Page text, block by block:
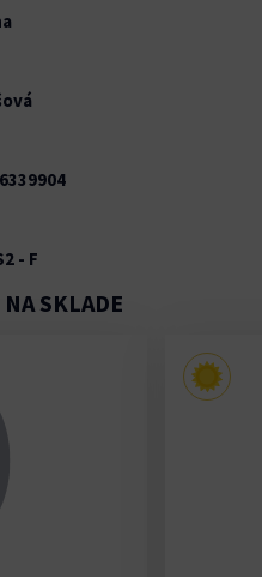
- F
SKLADE